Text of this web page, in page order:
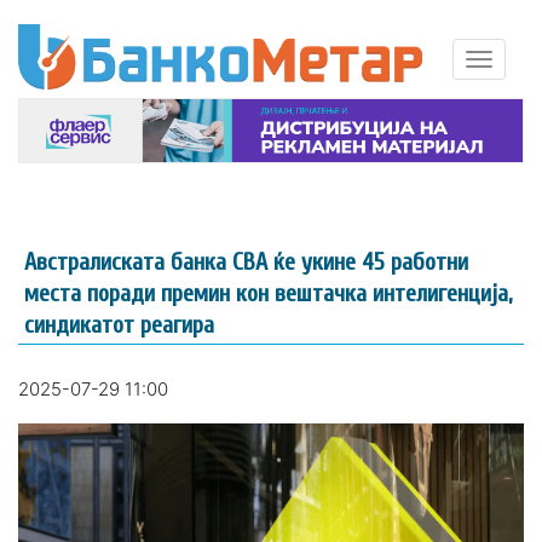
Австралиската банка CBA ќе укине 45 работни
места поради премин кон вештачка интелигенција,
синдикатот реагира
2025-07-29 11:00